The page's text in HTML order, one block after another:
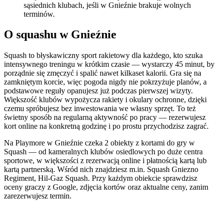
sąsiednich klubach, jeśli w Gnieźnie brakuje wolnych
terminów.
O squashu w Gnieźnie
Squash to błyskawiczny sport rakietowy dla każdego, kto szuka
intensywnego treningu w krótkim czasie — wystarczy 45 minut, by
porządnie się zmęczyć i spalić nawet kilkaset kalorii. Gra się na
zamkniętym korcie, więc pogoda nigdy nie pokrzyżuje planów, a
podstawowe reguły opanujesz już podczas pierwszej wizyty.
Większość klubów wypożycza rakiety i okulary ochronne, dzięki
czemu spróbujesz bez inwestowania we własny sprzęt. To też
świetny sposób na regularną aktywność po pracy — rezerwujesz
kort online na konkretną godzinę i po prostu przychodzisz zagrać.
Na Playmore w Gnieźnie czeka 2 obiekty z kortami do gry w
Squash — od kameralnych klubów osiedlowych po duże centra
sportowe, w większości z rezerwacją online i płatnością kartą lub
kartą partnerską. Wśród nich znajdziesz m.in. Squash Gniezno
Regiment, Hil-Gaz Squash. Przy każdym obiekcie sprawdzisz
oceny graczy z Google, zdjęcia kortów oraz aktualne ceny, zanim
zarezerwujesz termin.